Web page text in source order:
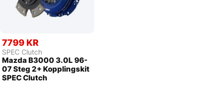
7799 KR
SPEC Clutch
Mazda B3000 3.0L 96-
07 Steg 2+ Kopplingskit
SPEC Clutch